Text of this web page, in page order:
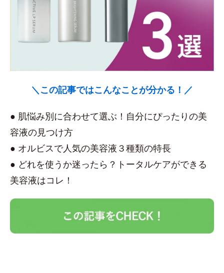
＼この記事ではこんなことが分かる！／
● 肌悩み別に合わせて選ぶ！自分にぴったりの美
容液の見つけ方
● オルビスで人気の美容液３種類の特長
● どれを使うか迷ったら？トータルケアができる
美容液はコレ！